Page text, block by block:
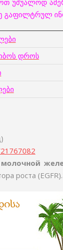
უშუალოდ
გაფილტრულ
დროს
молочной
роста